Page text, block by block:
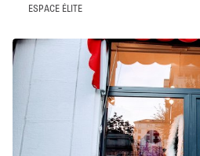
ESPACE ÉLITE